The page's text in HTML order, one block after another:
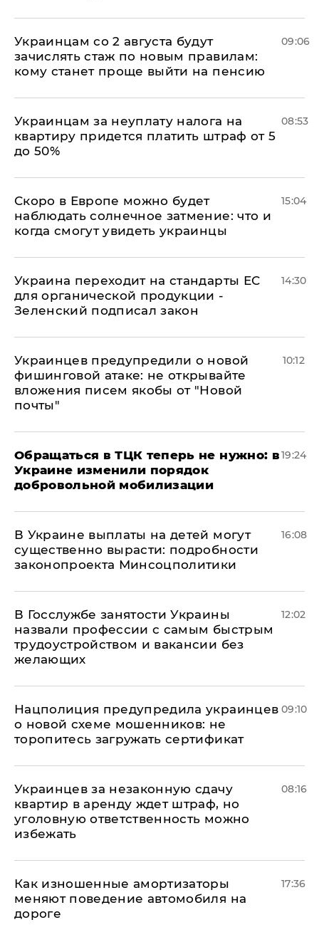
Украинцам со 2 августа будут
зачислять стаж по новым правилам:
кому станет проще выйти на пенсию
09:06
Украинцам за неуплату налога на
квартиру придется платить штраф от 5
до 50%
08:53
Скоро в Европе можно будет
наблюдать солнечное затмение: что и
когда смогут увидеть украинцы
15:04
Украина переходит на стандарты ЕС
для органической продукции -
Зеленский подписал закон
14:30
Украинцев предупредили о новой
фишинговой атаке: не открывайте
вложения писем якобы от "Новой
почты"
10:12
Обращаться в ТЦК теперь не нужно: в
Украине изменили порядок
добровольной мобилизации
19:24
В Украине выплаты на детей могут
существенно вырасти: подробности
законопроекта Минсоцполитики
16:08
В Госслужбе занятости Украины
назвали профессии с самым быстрым
трудоустройством и вакансии без
желающих
12:02
Нацполиция предупредила украинцев
о новой схеме мошенников: не
торопитесь загружать сертификат
09:10
Украинцев за незаконную сдачу
квартир в аренду ждет штраф, но
уголовную ответственность можно
избежать
08:16
Как изношенные амортизаторы
меняют поведение автомобиля на
дороге
17:36